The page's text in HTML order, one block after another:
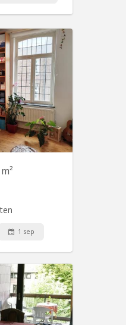
1 sep
KV 1374
avec 4 belles
à louer
au calme avec
bail 12 mois
2027 Pas de
Pas d'animal
Planchers en
Cour
KV 1793
5 chambres
à 1348 Louvain-